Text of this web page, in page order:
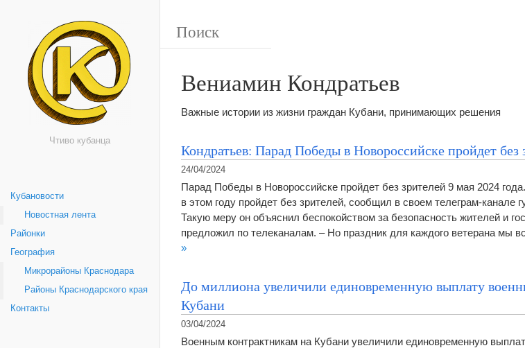
Чтиво кубанца
Кубановости
Новостная лента
Районки
География
Микрорайоны Краснодара
Районы Краснодарского края
Контакты
Вениамин Кондратьев
Важные истории из жизни граждан Кубани, принимающих решения
Кондратьев: Парад Победы в Новороссийске пройдет без
24/04/2024
Парад Победы в Новороссийске пройдет без зрителей 9 мая 2024
в этом году пройдет без зрителей, сообщил в своем телеграм-канале
Такую меру он объяснил беспокойством за безопасность жителей и
предложил по телеканалам. – Но праздник для каждого ветерана мы
»
До миллиона увеличили единовременную выплату
Кубани
03/04/2024
Военным контрактникам на Кубани увеличили единовременную